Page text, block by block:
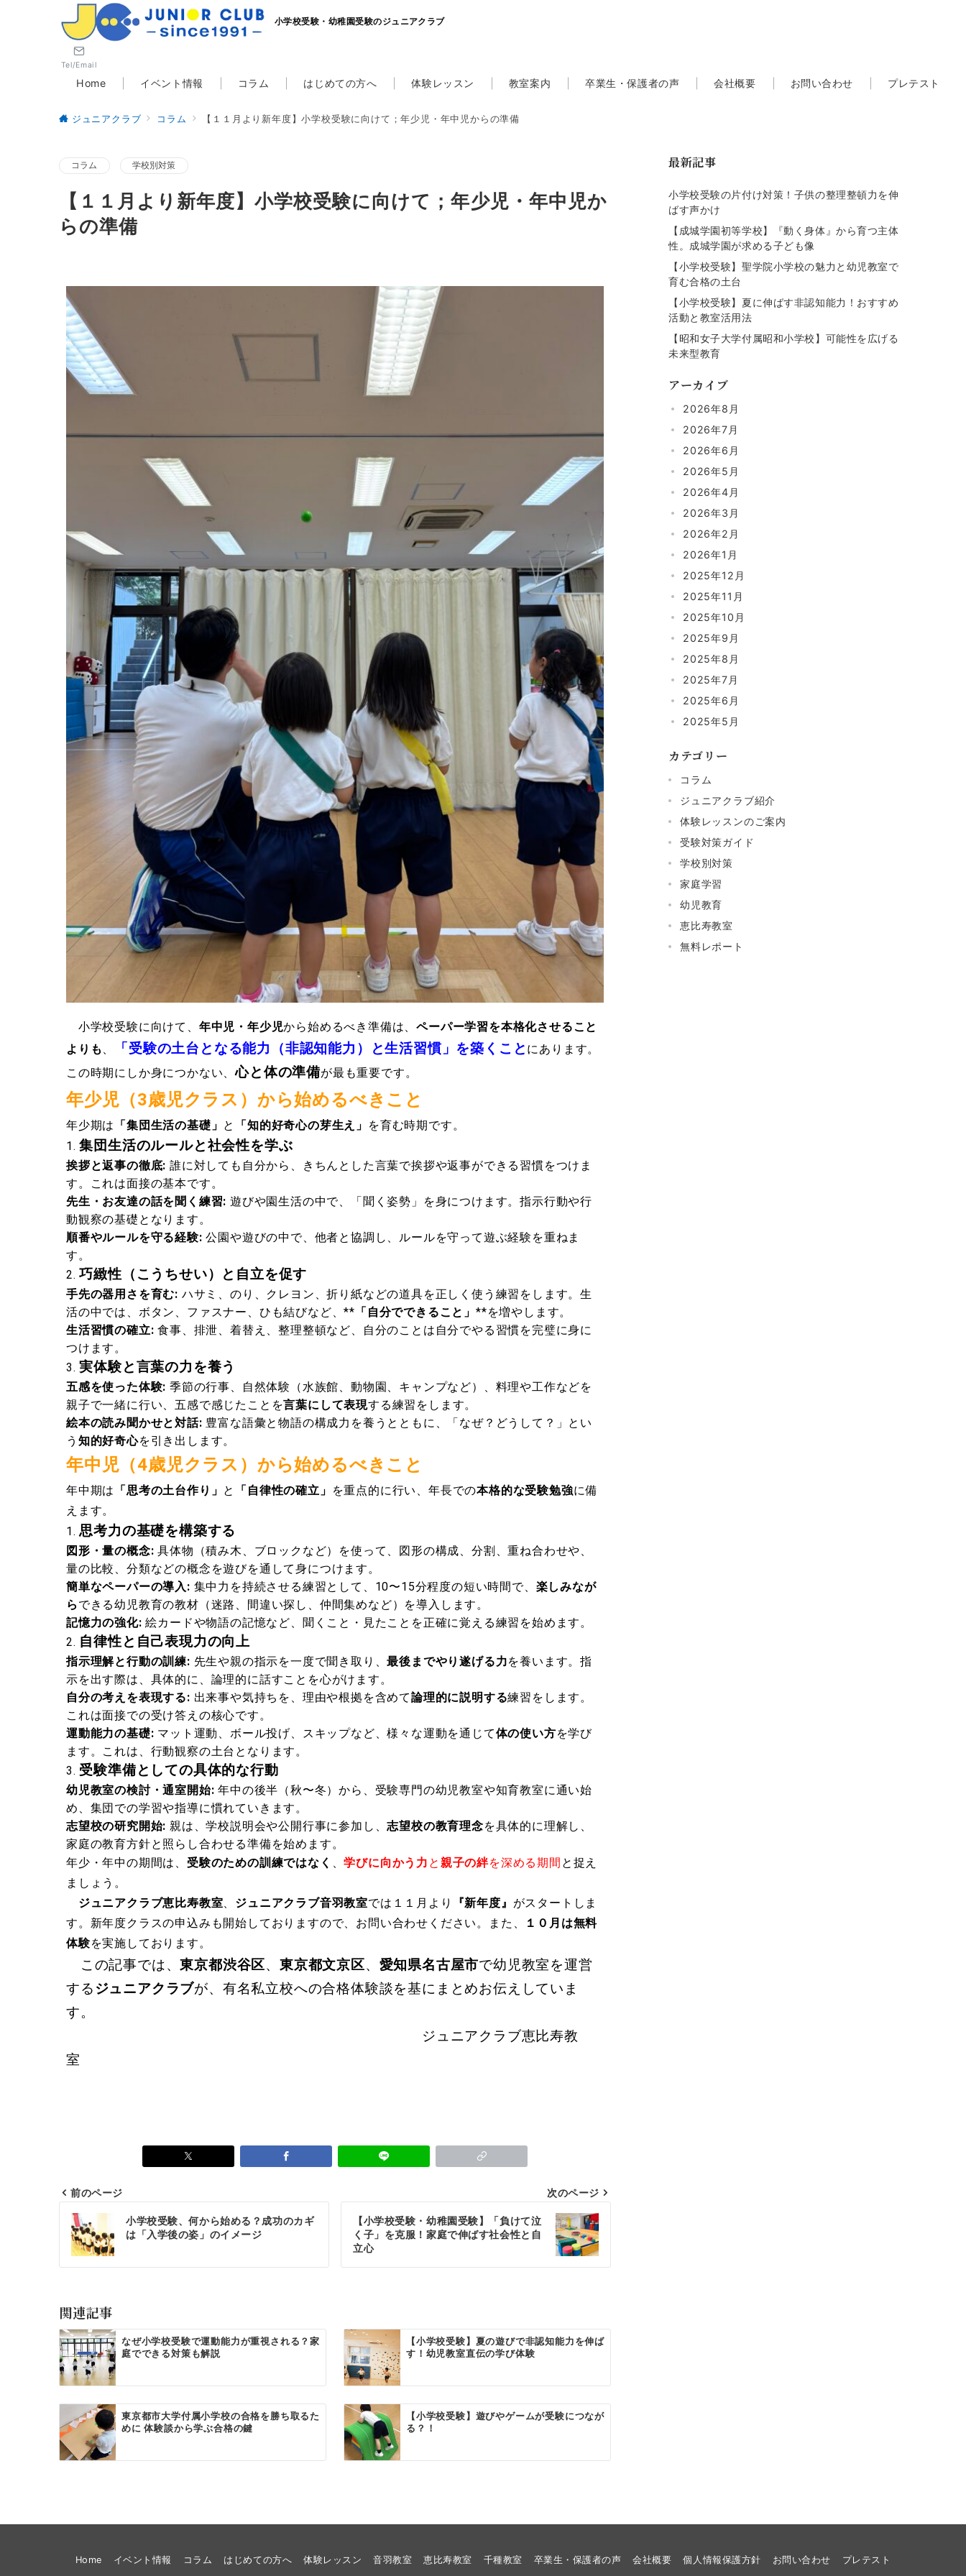
小学校受験・幼稚園受験のジュニアクラブ
Tel/Email
Home イベント情報 コラム はじめての方へ 体験レッスン 教室案内 卒業生・保護者の声 会社概要 お問い合わせ プレテスト
ジュニアクラブ コラム 【１１月より新年度】小学校受験に向けて；年少児・年中児からの準備
コラム 学校別対策
【１１月より新年度】小学校受験に向けて；年少児・年中児か
らの準備
小学校受験に向けて、 年中児・年少児から始めるべき準備は、ペーパー学習を本格化させること
よりも 、 「受験の土台となる能力（非認知能力）と生活習慣」を築くこと にあります。
この時期にしか身につかない、心と体の準備が最も重要です。
年少児（3歳児クラス）から始めるべきこと
年少期は 「集団生活の基礎」 と 「知的好奇心の芽生え」 を育む時期です。
集団生活のルールと社会性を学ぶ
挨拶と返事の徹底: 誰に対しても自分から、きちんとした言葉で挨拶や返事ができる習慣をつけま
す。これは面接の基本です。
先生・お友達の話を聞く練習: 遊びや園生活の中で、「聞く姿勢」を身につけます。指示行動や行
動観察の基礎となります。
順番やルールを守る経験: 公園や遊びの中で、他者と協調し、ルールを守って遊ぶ経験を重ねま
す。
巧緻性（こうちせい）と自立を促す
手先の器用さを育む: ハサミ、のり、クレヨン、折り紙などの道具を正しく使う練習をします。生
活の中では、ボタン、ファスナー、ひも結びなど、** 「自分でできること」 **を増やします。
生活習慣の確立: 食事、排泄、着替え、整理整頓など、自分のことは自分でやる習慣を完璧に身に
つけます。
実体験と言葉の力を養う
五感を使った体験: 季節の行事、自然体験（水族館、動物園、キャンプなど）、料理や工作などを
親子で一緒に行い、五感で感じたことを言葉にして表現する練習をします。
絵本の読み聞かせと対話: 豊富な語彙と物語の構成力を養うとともに、「なぜ？どうして？」とい
う 知的好奇心を引き出します。
年中児（4歳児クラス）から始めるべきこと
年中期は 「思考の土台作り」 と 「自律性の確立」 を重点的に行い、年長での本格的な受験勉強に備
えます。
思考力の基礎を構築する
図形・量の概念: 具体物（積み木、ブロックなど）を使って、図形の構成、分割、重ね合わせや、
量の比較、分類などの概念を遊びを通して身につけます。
簡単なペーパーの導入: 集中力を持続させる練習として、10〜15分程度の短い時間で、 楽しみなが
ら できる幼児教育の教材（迷路、間違い探し、仲間集めなど）を導入します。
記憶力の強化: 絵カードや物語の記憶など、聞くこと・見たことを正確に覚える練習を始めます。
自律性と自己表現力の向上
指示理解と行動の訓練: 先生や親の指示を一度で聞き取り、最後までやり遂げる力を養います。指
示を出す際は、具体的に、論理的に話すことを心がけます。
自分の考えを表現する: 出来事や気持ちを、理由や根拠を含めて論理的に説明する練習をします。
これは面接での受け答えの核心です。
運動能力の基礎: マット運動、ボール投げ、スキップなど、様々な運動を通じて体の使い方を学び
ます。これは、行動観察の土台となります。
受験準備としての具体的な行動
幼児教室の検討・通室開始: 年中の後半（秋〜冬）から、受験専門の幼児教室や知育教室に通い始
め、集団での学習や指導に慣れていきます。
志望校の研究開始: 親は、学校説明会や公開行事に参加し、志望校の教育理念を具体的に理解し、
家庭の教育方針と照らし合わせる準備を始めます。
年少・年中の期間は、 受験のための訓練ではなく 、学びに向かう力 と 親子の絆を深める期間 と捉え
ましょう。
ジュニアクラブ恵比寿教室、 ジュニアクラブ音羽教室では１１月より 『新年度』 がスタートしま
す。新年度クラスの申込みも開始しておりますので、お問い合わせください。また、
１０月は無料
体験を実施しております。
この記事では、東京都渋谷区、東京都文京区、 愛知県名古屋市で幼児教室を運営
する ジュニアクラブが、有名私立校への合格体験談を基にまとめお伝えしていま
す。
ジュニアクラブ恵比寿教
室
前のページ
小学校受験、何から始める？成功のカギ
は「入学後の姿」のイメージ
次のページ
【小学校受験・幼稚園受験】「負けて泣
く子」を克服！家庭で伸ばす社会性と自
立心
関連記事
なぜ小学校受験で運動能力が重視される？家
庭でできる対策も解説
【小学校受験】夏の遊びで非認知能力を伸ば
す！幼児教室直伝の学び体験
東京都市大学付属小学校の合格を勝ち取るた
めに 体験談から学ぶ合格の鍵
【小学校受験】遊びやゲームが受験につなが
る？！
最新記事
小学校受験の片付け対策！子供の整理整頓力を伸
ばす声かけ
【成城学園初等学校】『動く身体』から育つ主体
性。成城学園が求める子ども像
【小学校受験】聖学院小学校の魅力と幼児教室で
育む合格の土台
【小学校受験】夏に伸ばす非認知能力！おすすめ
活動と教室活用法
【昭和女子大学付属昭和小学校】可能性を広げる
未来型教育
アーカイブ
2026年8月
2026年7月
2026年6月
2026年5月
2026年4月
2026年3月
2026年2月
2026年1月
2025年12月
2025年11月
2025年10月
2025年9月
2025年8月
2025年7月
2025年6月
2025年5月
カテゴリー
コラム
ジュニアクラブ紹介
体験レッスンのご案内
受験対策ガイド
学校別対策
家庭学習
幼児教育
恵比寿教室
無料レポート
Home イベント情報 コラム はじめての方へ 体験レッスン 音羽教室 恵比寿教室 千種教室 卒業生・保護者の声 会社概要 個人情報保護方針 お問い合わせ プレテスト